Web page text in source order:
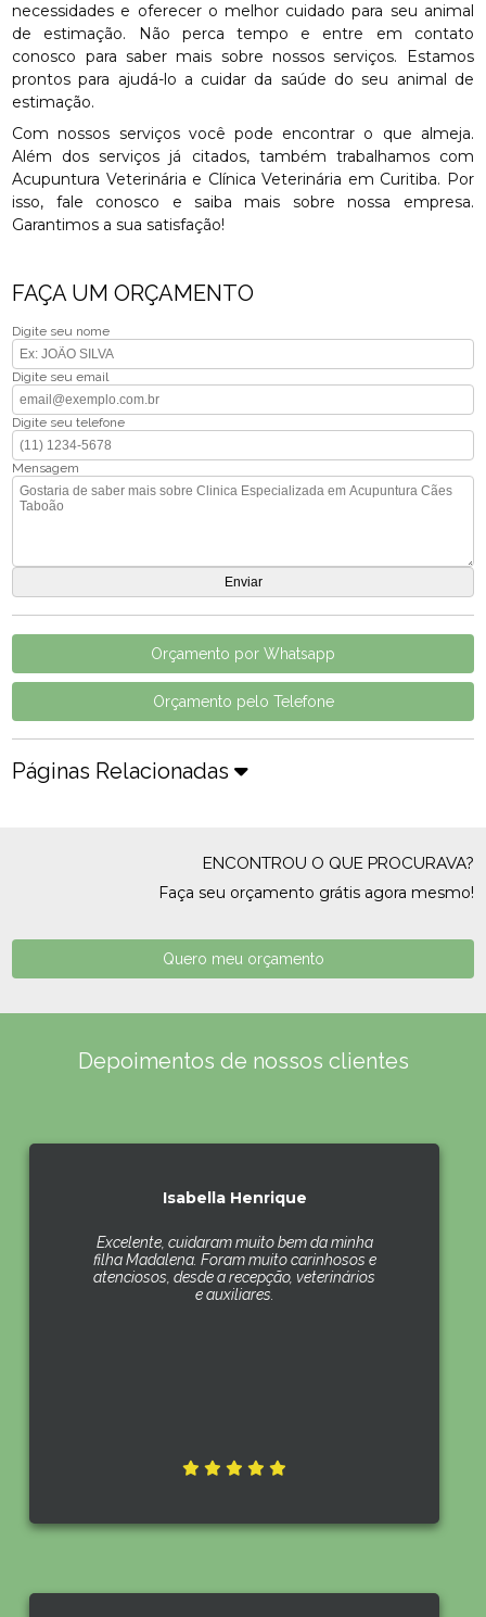
necessidades e oferecer o melhor cuidado para seu animal
de estimação. Não perca tempo e entre em contato
conosco para saber mais sobre nossos serviços. Estamos
prontos para ajudá-lo a cuidar da saúde do seu animal de
estimação.
Com nossos serviços você pode encontrar o que almeja.
Além dos serviços já citados, também trabalhamos com
Acupuntura Veterinária e Clínica Veterinária em Curitiba. Por
isso, fale conosco e saiba mais sobre nossa empresa.
Garantimos a sua satisfação!
FAÇA UM ORÇAMENTO
Digite seu nome
Digite seu email
Digite seu telefone
Mensagem
Orçamento por Whatsapp
Orçamento pelo Telefone
Páginas Relacionadas
ENCONTROU O QUE PROCURAVA?
Faça seu orçamento grátis agora mesmo!
Quero meu orçamento
Depoimentos de nossos clientes
Isabella Henrique
Excelente, cuidaram muito bem da minha
filha Madalena. Foram muito carinhosos e
atenciosos, desde a recepção, veterinários
e auxiliares.